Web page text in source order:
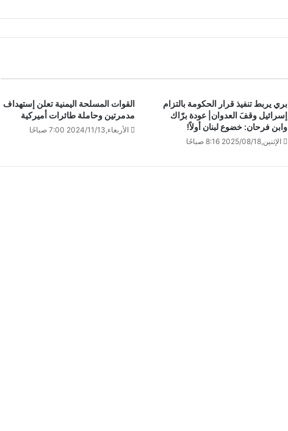
بري يربط تنفيذ قرار الحكومة بالتزام
إسرائيل وقفَ العدوان| عودة برّاك
وابن فرحان: خضوع لبنان أولاً!
الإثنين,2025/08/18 8:16 صباحًا
القوات المسلحة اليمنية تعلن إستهداف
مدمرتين وحاملة طائرات أميركية
الأربعاء,2024/11/13 7:00 صباحًا